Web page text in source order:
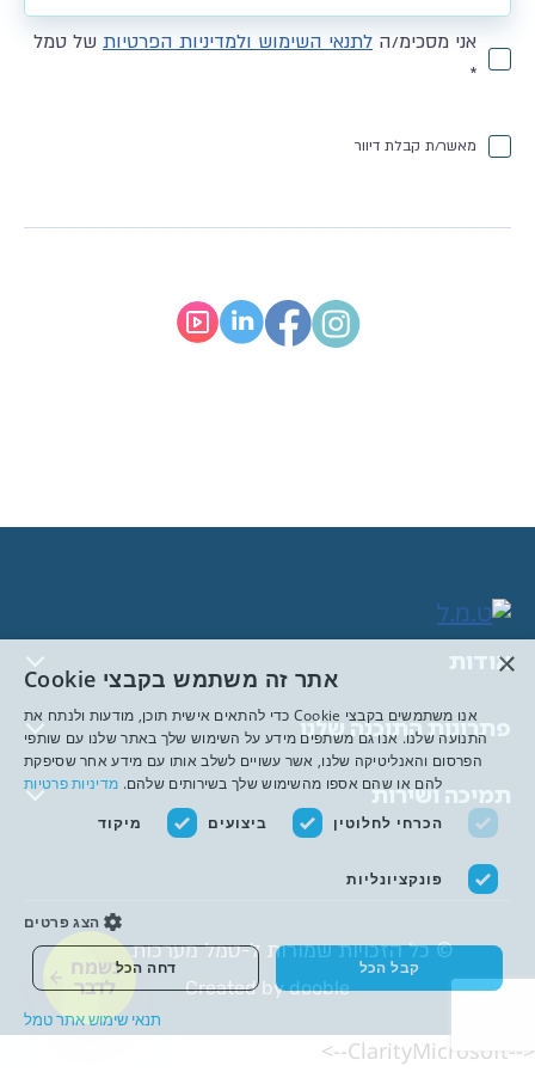
מאשר/ת קבלת דיוור
אני מסכימ/ה לתנאי השימוש ולמדיניות הפרטיות של טמל
*
נשמח
לדבר
אודות
פתרונות התוכנה שלנו
תמיכה ושירות
© כל הזכויות שמורות ל-טמל מערכות מידע
Created by dooble
× אתר זה משתמש בקבצי Cookie
אנו משתמשים בקבצי Cookie כדי להתאים אישית תוכן, מודעות ולנתח את
התנועה שלנו. אנו גם משתפים מידע על השימוש שלך באתר שלנו עם שותפי
הפרסום והאנליטיקה שלנו, אשר עשויים לשלב אותו עם מידע אחר שסיפקת
להם או שהם אספו מהשימוש שלך בשירותים שלהם. מדיניות פרטיות
הכרחי לחלוטין
ביצועים מיקוד
פונקציונליות
הצג פרטים
קבל הכל דחה הכל
תנאי שימוש אתר טמל
<--ClarityMicrosoft-->